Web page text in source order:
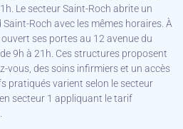
Le secteur Saint-Roch abrite un
Roch avec les mêmes horaires. À
ses portes au 12 avenue du
9h à 21h. Ces structures proposent
vous, des soins infirmiers et un accès
pratiqués varient selon le secteur
secteur 1 appliquant le tarif